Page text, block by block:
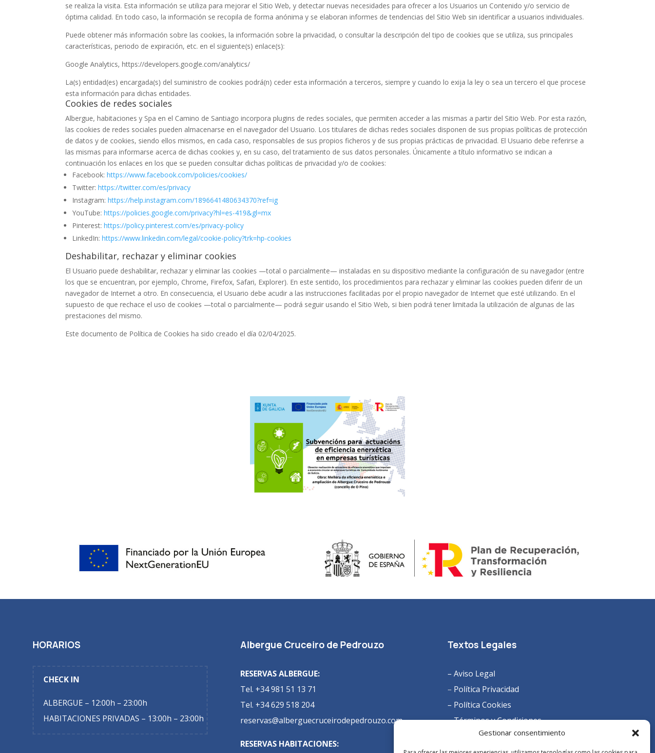
Gestionar consentimiento
se realiza la visita. Esta información se utiliza para mejorar el Sitio Web, y detectar nuevas necesidades para ofrecer a los Usuarios un Contenido y/o servicio de
óptima calidad. En todo caso, la información se recopila de forma anónima y se elaboran informes de tendencias del Sitio Web sin identificar a usuarios individuales.
Puede obtener más información sobre las cookies, la información sobre la privacidad, o consultar la descripción del tipo de cookies que se utiliza, sus principales
características, periodo de expiración, etc. en el siguiente(s) enlace(s):
Google Analytics, https://developers.google.com/analytics/
La(s) entidad(es) encargada(s) del suministro de cookies podrá(n) ceder esta información a terceros, siempre y cuando lo exija la ley o sea un tercero el que procese
esta información para dichas entidades.
Cookies de redes sociales
Albergue, habitaciones y Spa en el Camino de Santiago incorpora plugins de redes sociales, que permiten acceder a las mismas a partir del Sitio Web. Por esta razón,
las cookies de redes sociales pueden almacenarse en el navegador del Usuario. Los titulares de dichas redes sociales disponen de sus propias políticas de protección
de datos y de cookies, siendo ellos mismos, en cada caso, responsables de sus propios ficheros y de sus propias prácticas de privacidad. El Usuario debe referirse a
las mismas para informarse acerca de dichas cookies y, en su caso, del tratamiento de sus datos personales. Únicamente a título informativo se indican a
continuación los enlaces en los que se pueden consultar dichas políticas de privacidad y/o de cookies:
Facebook:https://www.facebook.com/policies/cookies/
Twitter:https://twitter.com/es/privacy
Instagram:https://help.instagram.com/1896641480634370?ref=ig
YouTube:https://policies.google.com/privacy?hl=es-419&gl=mx
Pinterest:https://policy.pinterest.com/es/privacy-policy
LinkedIn:https://www.linkedin.com/legal/cookie-policy?trk=hp-cookies
Deshabilitar, rechazar y eliminar cookies
El Usuario puede deshabilitar, rechazar y eliminar las cookies —total o parcialmente— instaladas en su dispositivo mediante la configuración de su navegador (entre
los que se encuentran, por ejemplo, Chrome, Firefox, Safari, Explorer). En este sentido, los procedimientos para rechazar y eliminar las cookies pueden diferir de un
navegador de Internet a otro. En consecuencia, el Usuario debe acudir a las instrucciones facilitadas por el propio navegador de Internet que esté utilizando. En el
supuesto de que rechace el uso de cookies —total o parcialmente— podrá seguir usando el Sitio Web, si bien podrá tener limitada la utilización de algunas de las
prestaciones del mismo.
Este documento de Política de Cookies ha sido creado el día 02/04/2025.
HORARIOS
CHECK IN
ALBERGUE – 12:00h – 23:00h
HABITACIONES PRIVADAS – 13:00h – 23:00h
Albergue Cruceiro de Pedrouzo
RESERVAS ALBERGUE:
Tel. +34 981 51 13 71
Tel. +34 629 518 204
reservas@alberguecruceirodepedrouzo.com
RESERVAS HABITACIONES:
Textos Legales
– Aviso Legal
– Política Privacidad
– Política Cookies
– Términos y Condiciones